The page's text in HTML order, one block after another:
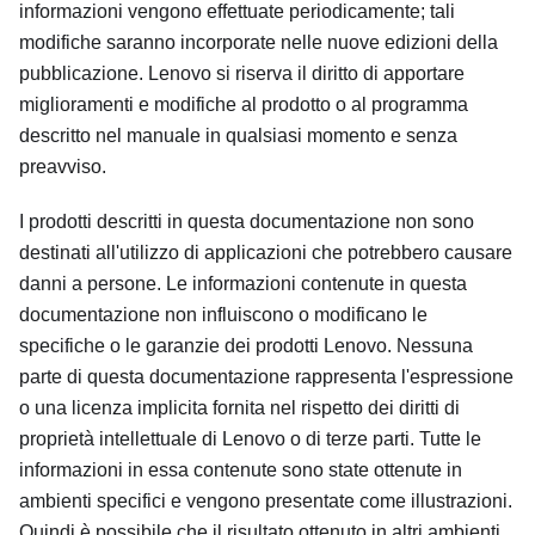
informazioni vengono effettuate periodicamente; tali
modifiche saranno incorporate nelle nuove edizioni della
pubblicazione. Lenovo si riserva il diritto di apportare
miglioramenti e modifiche al prodotto o al programma
descritto nel manuale in qualsiasi momento e senza
preavviso.
I prodotti descritti in questa documentazione non sono
destinati all'utilizzo di applicazioni che potrebbero causare
danni a persone. Le informazioni contenute in questa
documentazione non influiscono o modificano le
specifiche o le garanzie dei prodotti Lenovo. Nessuna
parte di questa documentazione rappresenta l'espressione
o una licenza implicita fornita nel rispetto dei diritti di
proprietà intellettuale di Lenovo o di terze parti. Tutte le
informazioni in essa contenute sono state ottenute in
ambienti specifici e vengono presentate come illustrazioni.